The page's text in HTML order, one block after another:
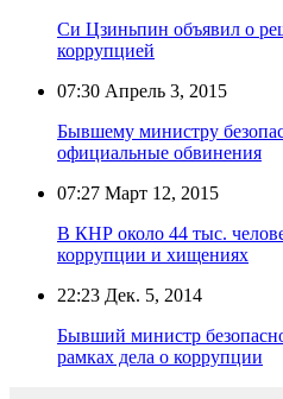
Си Цзиньпин объявил о
коррупцией
07:30 Апрель 3, 2015
Бывшему министру
официальные обвинения
07:27 Март 12, 2015
В КНР около 44 тыс.
коррупции и хищениях
22:23 Дек. 5, 2014
Бывший министр
рамках дела о коррупции